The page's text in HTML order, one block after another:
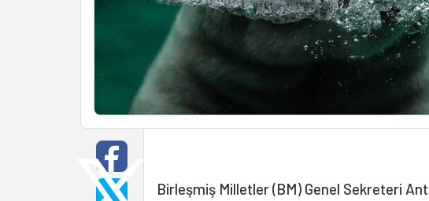
Birleşmiş Milletler (BM) Genel Sekreteri